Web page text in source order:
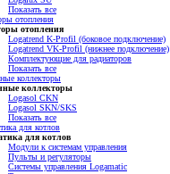
Показать все
отопления
отопления
Logatrend K-Profil (боковое подключение)
Logatrend VK-Profil (нижнее подключение)
Комплектующие для радиаторов
Показать все
коллекторы
коллекторы
Logasol CKN
Logasol SKN/SKS
Показать все
для котлов
для котлов
Модули к системам управления
Пульты и регуляторы
Системы управления Logamatic